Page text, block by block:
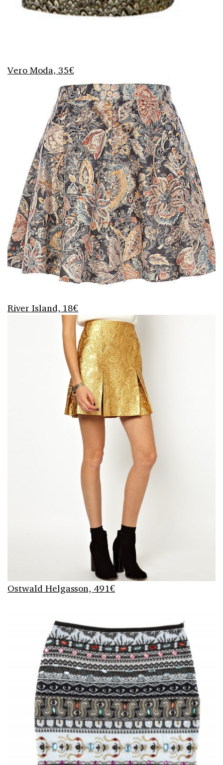
Vero Moda, 35€
River Island, 18€
Ostwald Helgasson, 491€